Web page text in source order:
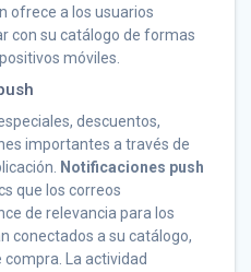
ofrece a los usuarios
con su catálogo de formas
móviles.
descuentos,
importantes a través de
Notificaciones push
que los correos
de relevancia para los
conectados a su catálogo,
La actividad